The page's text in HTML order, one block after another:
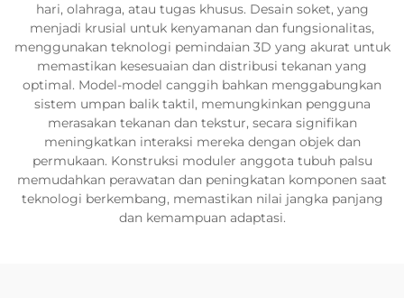
hari, olahraga, atau tugas khusus. Desain soket, yang
menjadi krusial untuk kenyamanan dan fungsionalitas,
menggunakan teknologi pemindaian 3D yang akurat untuk
memastikan kesesuaian dan distribusi tekanan yang
optimal. Model-model canggih bahkan menggabungkan
sistem umpan balik taktil, memungkinkan pengguna
merasakan tekanan dan tekstur, secara signifikan
meningkatkan interaksi mereka dengan objek dan
permukaan. Konstruksi moduler anggota tubuh palsu
memudahkan perawatan dan peningkatan komponen saat
teknologi berkembang, memastikan nilai jangka panjang
dan kemampuan adaptasi.